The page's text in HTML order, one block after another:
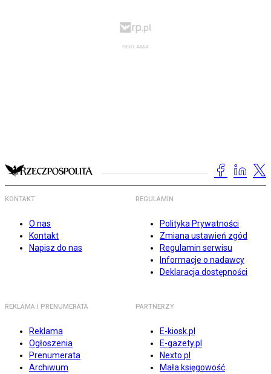
KONTAKT
O nas
Kontakt
Napisz do nas
REGULAMIN
Polityka Prywatności
Zmiana ustawień zgód
Regulamin serwisu
Informacje o nadawcy
Deklaracja dostępności
REKLAMA I PRENUMERATA
Reklama
Ogłoszenia
Prenumerata
Archiwum
PARTNERZY
E-kiosk.pl
E-gazety.pl
Nexto.pl
Mała księgowość